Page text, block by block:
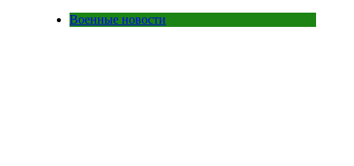
Военные новости